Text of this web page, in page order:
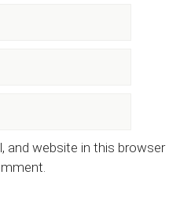
and website in this browser